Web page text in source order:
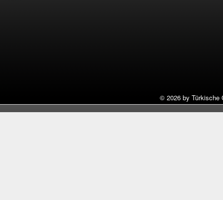
© 2026 by Türkische